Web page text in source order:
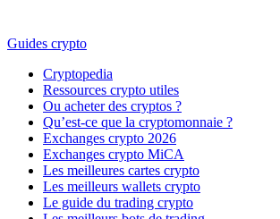
Guides crypto
Cryptopedia
Ressources crypto utiles
Ou acheter des cryptos ?
Qu’est-ce que la cryptomonnaie ?
Exchanges crypto 2026
Exchanges crypto MiCA
Les meilleures cartes crypto
Les meilleurs wallets crypto
Le guide du trading crypto